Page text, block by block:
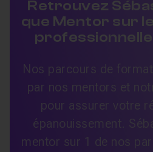
Retrouvez
que Mentor sur
Nos parcours de
par nos mentors et
pour assurer votre
épanouissement.
mentor sur 1 de nos